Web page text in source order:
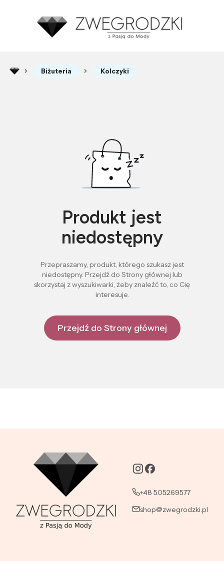
Biżuteria Kolczyki
Produkt jest
niedostępny
Przepraszamy, produkt, którego szukasz jest
niedostępny. Przejdź do Strony głównej lub
skorzystaj z wyszukiwarki, żeby znaleźć to, co Cię
interesuje.
Przejdź do Strony głównej
+48 505269577
shop@zwegrodzki.pl